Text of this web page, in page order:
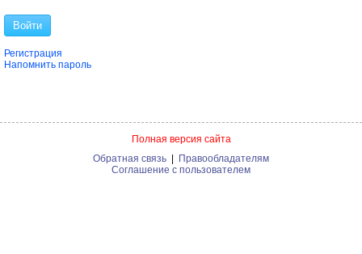
Войти
Регистрация
Напомнить пароль
Полная версия сайта
Обратная связь | Правообладателям
Соглашение с пользователем